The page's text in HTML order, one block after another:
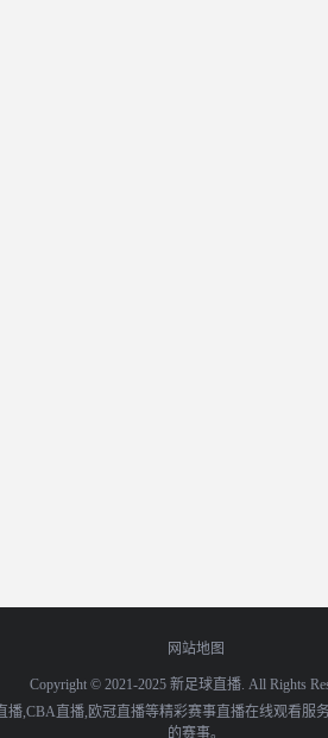
网站地图
Copyright © 2021-2025 新足球直播. All Rights
,CBA直播,欧冠直播等精彩赛事直播在线观看
的赛事。